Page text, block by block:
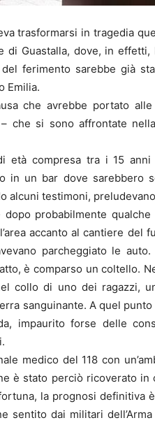
trasformarsi in tragedia
di Guastalla, dove, in
del ferimento sarebbe già
Emilia.
che avrebbe portato
che si sono affrontate
età compresa tra i 15
in un bar dove sarebbero
alcuni testimoni,
probabilmente
accanto al cantiere del
parcheggiato le
è comparso un coltello.
collo di uno dei ragazzi,
sanguinante. A quel
impaurito forse delle
medico del 118 con
è stato perciò ricoverato in
la prognosi definitiva
sentito dai militari